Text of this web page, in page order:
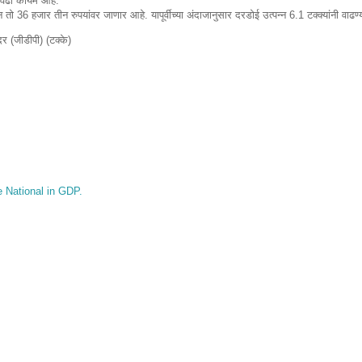
36 हजार तीन रुपयांवर जाणार आहे. यापूर्वीच्या अंदाजानुसार दरडोई उत्पन्न 6.1 टक्‍क्‍यांनी
(जीडीपी) (टक्के)
National in GDP.